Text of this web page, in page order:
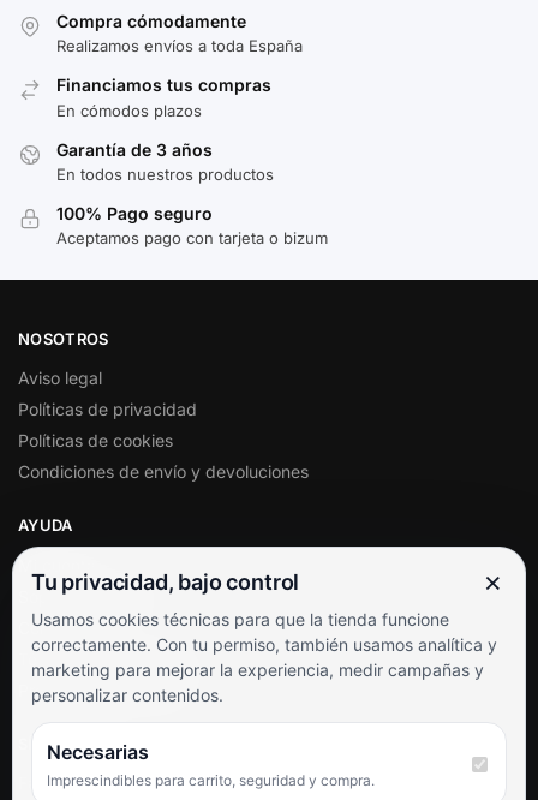
Compra cómodamente
Realizamos envíos a toda España
Financiamos tus compras
En cómodos plazos
Garantía de 3 años
En todos nuestros productos
100% Pago seguro
Aceptamos pago con tarjeta o bizum
NOSOTROS
Aviso legal
Políticas de privacidad
Políticas de cookies
Condiciones de envío y devoluciones
AYUDA
Soporte al cliente
Contacto
Términos y condiciones
Preguntas frecuentes
SÍGUENOS
Facebook
Tu privacidad, bajo control ×
Usamos cookies técnicas para que la tienda funcione
correctamente. Con tu permiso, también usamos analítica y
marketing para mejorar la experiencia, medir campañas y
personalizar contenidos.
Necesarias
Imprescindibles para carrito, seguridad y compra.